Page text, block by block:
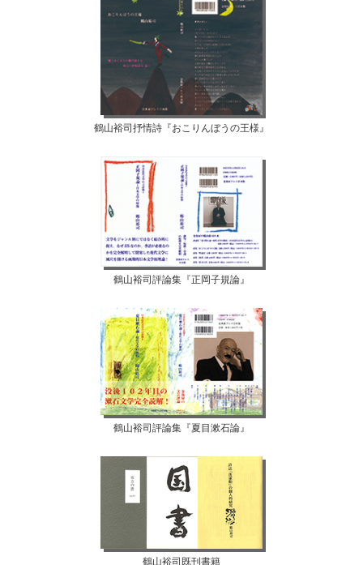
鶴山裕司抒情詩『おこりんぼうの王様』
鶴山裕司評論集『正岡子規論』
鶴山裕司評論集『夏目漱石論』
鶴山裕司既刊書籍